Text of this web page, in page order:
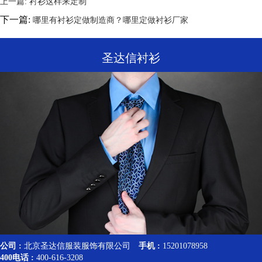
下一篇: 哪里有衬衫定做制造商？哪里定做衬衫厂家
圣达信衬衫
公司 : 北京圣达信服装服饰有限公司 手机 : 15201078958
400电话 : 400-616-3208